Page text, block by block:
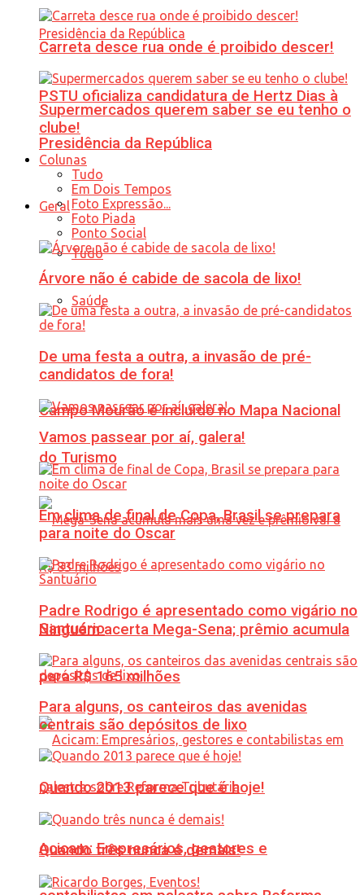
PSTU oficializa candidatura de Hertz Dias à
Presidência da República
Geral
Tudo
Saúde
Campo Mourão é incluído no Mapa Nacional
do Turismo
Ninguém acerta Mega-Sena; prêmio acumula
para R$ 165 milhões
Acicam: Empresários, gestores e
Carreta desce rua onde é proibido descer!
Supermercados querem saber se eu tenho o
clube!
Colunas
Tudo
Em Dois Tempos
Foto Expressão...
Foto Piada
Ponto Social
Árvore não é cabide de sacola de lixo!
De uma festa a outra, a invasão de pré-
candidatos de fora!
Vamos passear por aí, galera!
Em clima de final de Copa, Brasil se prepara
para noite do Oscar
Padre Rodrigo é apresentado como vigário no
Santuário
Para alguns, os canteiros das avenidas
centrais são depósitos de lixo
Quando 2013 parece que é hoje!
Quando três nunca é demais!